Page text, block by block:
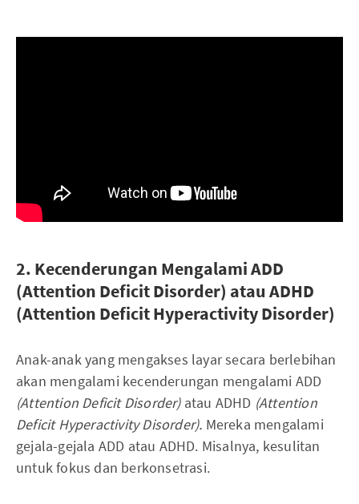
2. Kecenderungan Mengalami ADD
(Attention Deficit Disorder) atau ADHD
(Attention Deficit Hyperactivity Disorder)
Anak-anak yang mengakses layar secara berlebihan
akan mengalami kecenderungan mengalami ADD
(Attention Deficit Disorder)atau ADHD (Attention
Deficit Hyperactivity Disorder). Mereka mengalami
gejala-gejala ADD atau ADHD. Misalnya, kesulitan
untuk fokus dan berkonsetrasi.